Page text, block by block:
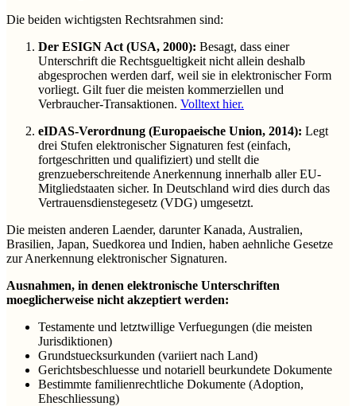
Die beiden wichtigsten Rechtsrahmen sind:
Der ESIGN Act (USA, 2000): Besagt, dass einer
Unterschrift die Rechtsgueltigkeit nicht allein deshalb
abgesprochen werden darf, weil sie in elektronischer Form
vorliegt. Gilt fuer die meisten kommerziellen und
Verbraucher-Transaktionen. Volltext hier.
eIDAS-Verordnung (Europaeische Union, 2014): Legt
drei Stufen elektronischer Signaturen fest (einfach,
fortgeschritten und qualifiziert) und stellt die
grenzueberschreitende Anerkennung innerhalb aller EU-
Mitgliedstaaten sicher. In Deutschland wird dies durch das
Vertrauensdienstegesetz (VDG) umgesetzt.
Die meisten anderen Laender, darunter Kanada, Australien,
Brasilien, Japan, Suedkorea und Indien, haben aehnliche Gesetze
zur Anerkennung elektronischer Signaturen.
Ausnahmen, in denen elektronische Unterschriften
moeglicherweise nicht akzeptiert werden:
Testamente und letztwillige Verfuegungen (die meisten
Jurisdiktionen)
Grundstuecksurkunden (variiert nach Land)
Gerichtsbeschluesse und notariell beurkundete Dokumente
Bestimmte familienrechtliche Dokumente (Adoption,
Eheschliessung)